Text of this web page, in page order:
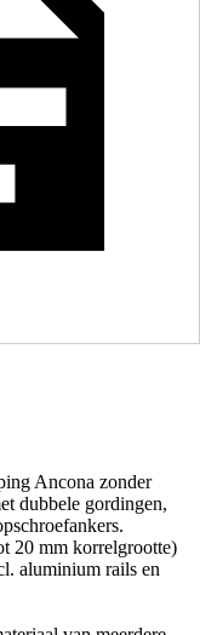
Ancona zonder
dubbele gordingen,
20 mm korrelgrootte)
aluminium rails en